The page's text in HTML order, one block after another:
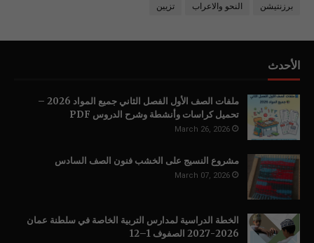
برزنتيشن النحو والاعراب تزيين
الأحدث
ملفات الصف الأول الفصل الثاني جميع المواد 2026 –
تحميل كراسات وأنشطة وشرح الدروس PDF
March 26, 2026
مشروع النسيج على الخشب فنون الصف السادس
March 07, 2026
الخطة الدراسية لمدارس التربية الخاصة في سلطنة عمان
2026-2027 الصفوف 1–12